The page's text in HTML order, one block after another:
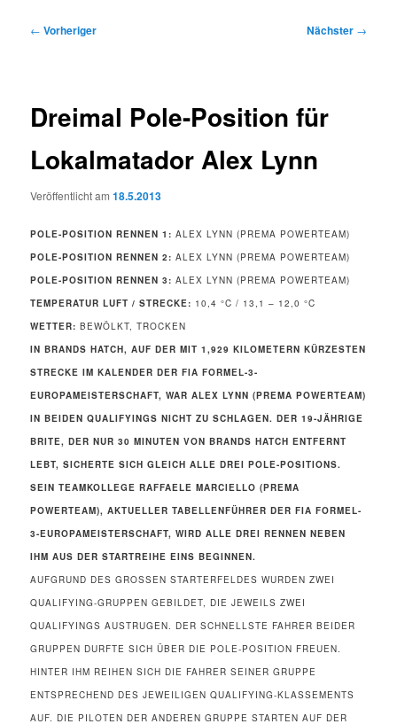
Beitragsnavigation
← Vorheriger Nächster →
Dreimal Pole-Position für
Lokalmatador Alex Lynn
Veröffentlicht am18.5.2013
POLE-POSITION RENNEN 1: ALEX LYNN (PREMA POWERTEAM)
POLE-POSITION RENNEN 2: ALEX LYNN (PREMA POWERTEAM)
POLE-POSITION RENNEN 3: ALEX LYNN (PREMA POWERTEAM)
TEMPERATUR LUFT / STRECKE: 10,4 °C / 13,1 – 12,0 °C
WETTER: BEWÖLKT, TROCKEN
IN BRANDS HATCH, AUF DER MIT 1,929 KILOMETERN KÜRZESTEN
STRECKE IM KALENDER DER FIA FORMEL-3-
EUROPAMEISTERSCHAFT, WAR ALEX LYNN (PREMA POWERTEAM)
IN BEIDEN QUALIFYINGS NICHT ZU SCHLAGEN. DER 19-JÄHRIGE
BRITE, DER NUR 30 MINUTEN VON BRANDS HATCH ENTFERNT
LEBT, SICHERTE SICH GLEICH ALLE DREI POLE-POSITIONS.
SEIN TEAMKOLLEGE RAFFAELE MARCIELLO (PREMA
POWERTEAM), AKTUELLER TABELLENFÜHRER DER FIA FORMEL-
3-EUROPAMEISTERSCHAFT, WIRD ALLE DREI RENNEN NEBEN
IHM AUS DER STARTREIHE EINS BEGINNEN.
AUFGRUND DES GROSSEN STARTERFELDES WURDEN ZWEI Q
UALIFYING-GRUPPEN GEBILDET, DIE JEWEILS ZWEI Q
UALIFYINGS AUSTRUGEN. DER SCHNELLSTE FAHRER BEIDER G
RUPPEN DURFTE SICH ÜBER DIE POLE-POSITION FREUEN. H
INTER IHM REIHEN SICH DIE FAHRER SEINER GRUPPE E
NTSPRECHEND DES JEWEILIGEN QUALIFYING-KLASSEMENTS A
UF. DIE PILOTEN DER ANDEREN GRUPPE STARTEN AUF DER A